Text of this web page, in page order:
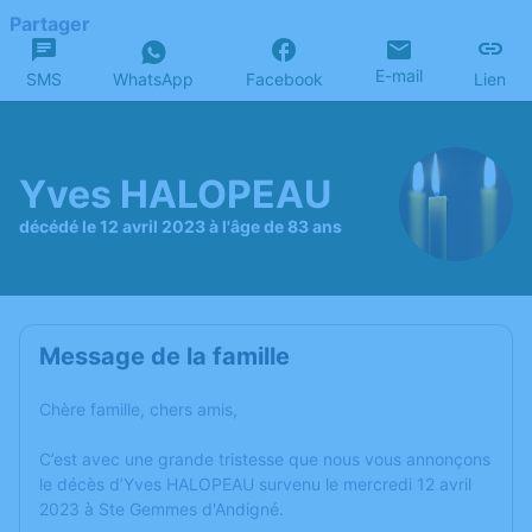
Partager
SMS WhatsApp Facebook E-mail Lien
Yves HALOPEAU
décédé le 12 avril 2023 à l'âge de 83 ans
Message de la famille
Chère famille, chers amis,
C’est avec une grande tristesse que nous vous annonçons
le décès d’Yves HALOPEAU survenu le mercredi 12 avril
2023 à Ste Gemmes d'Andigné.